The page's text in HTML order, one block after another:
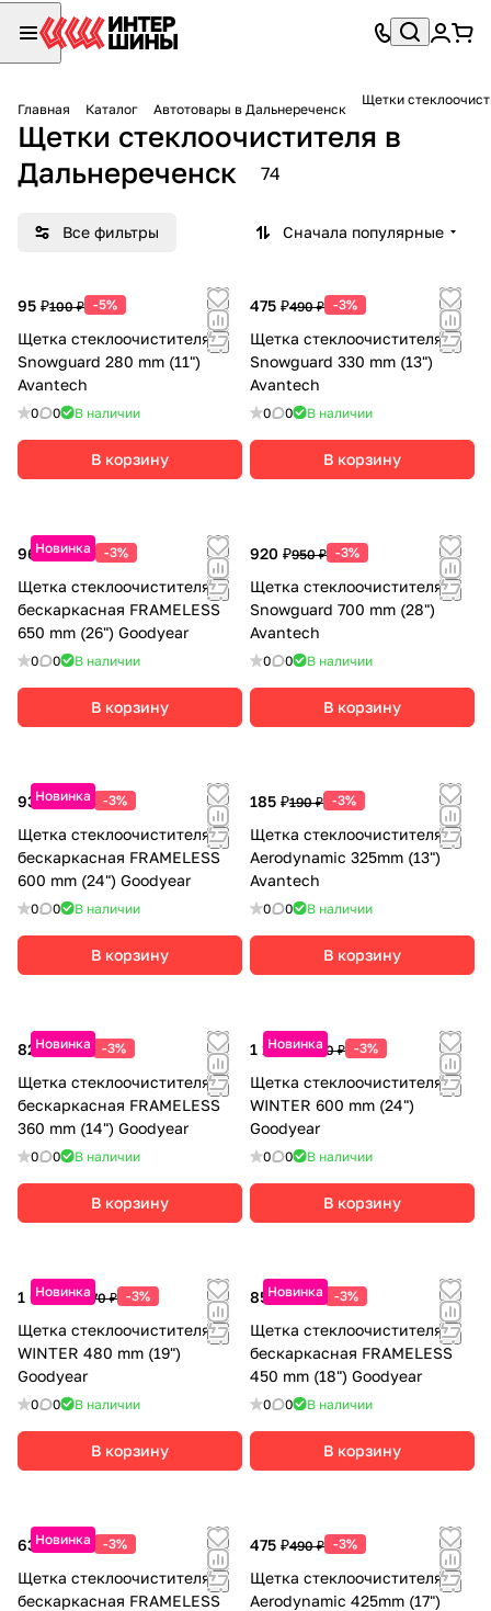
Главная Каталог Автотовары в Дальнереченск
Щетки
Щетки стеклоочистителя в
Дальнереченск
74
Все фильтры Сначала популярные
95 ₽100 ₽ -5%
Щетка стеклоочистителя
Snowguard 280 mm (11")
Avantech
0 0 В наличии
В корзину
475 ₽490 ₽ -3%
Щетка стеклоочистителя
Snowguard 330 mm (13")
Avantech
0 0 В наличии
В корзину
Новинка
960 ₽990 ₽ -3%
Щетка стеклоочистителя
бескаркасная FRAMELESS
650 mm (26") Goodyear
0 0 В наличии
В корзину
920 ₽950 ₽ -3%
Щетка стеклоочистителя
Snowguard 700 mm (28")
Avantech
0 0 В наличии
В корзину
Новинка
930 ₽960 ₽ -3%
Щетка стеклоочистителя
бескаркасная FRAMELESS
600 mm (24") Goodyear
0 0 В наличии
В корзину
185 ₽190 ₽ -3%
Щетка стеклоочистителя
Aerodynamic 325mm (13")
Avantech
0 0 В наличии
В корзину
Новинка
825 ₽850 ₽ -3%
Щетка стеклоочистителя
бескаркасная FRAMELESS
360 mm (14") Goodyear
0 0 В наличии
В корзину
Новинка
1 145 ₽1 180 ₽ -3%
Щетка стеклоочистителя
WINTER 600 mm (24")
Goodyear
0 0 В наличии
В корзину
Новинка
1 040 ₽1 070 ₽ -3%
Щетка стеклоочистителя
WINTER 480 mm (19")
Goodyear
0 0 В наличии
В корзину
Новинка
855 ₽880 ₽ -3%
Щетка стеклоочистителя
бескаркасная FRAMELESS
450 mm (18") Goodyear
0 0 В наличии
В корзину
Новинка
630 ₽650 ₽ -3%
Щетка стеклоочистителя
бескаркасная FRAMELESS
475 ₽490 ₽ -3%
Щетка стеклоочистителя
Aerodynamic 425mm (17")